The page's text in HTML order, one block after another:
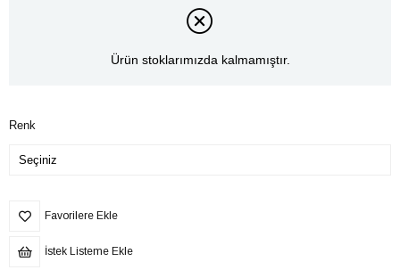
Ürün stoklarımızda kalmamıştır.
Renk
Favorilere Ekle
İstek Listeme Ekle